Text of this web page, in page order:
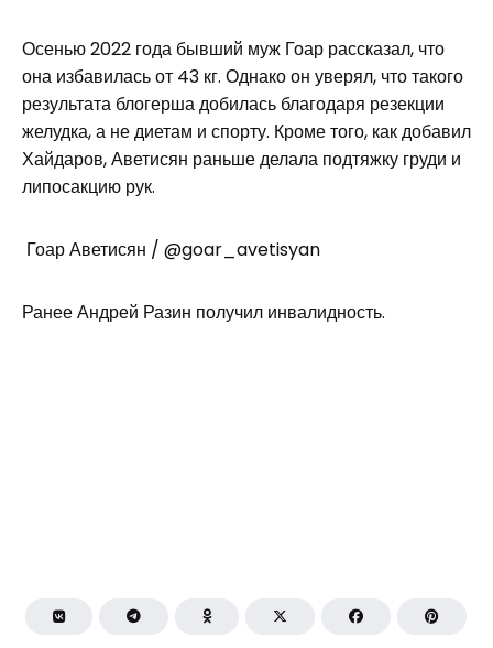
Осенью 2022 года бывший муж Гоар рассказал, что
она избавилась от 43 кг. Однако он уверял, что такого
результата блогерша добилась благодаря резекции
желудка, а не диетам и спорту. Кроме того, как добавил
Хайдаров, Аветисян раньше делала подтяжку груди и
липосакцию рук.
Гоар Аветисян / @goar_avetisyan
Ранее Андрей Разин получил инвалидность.